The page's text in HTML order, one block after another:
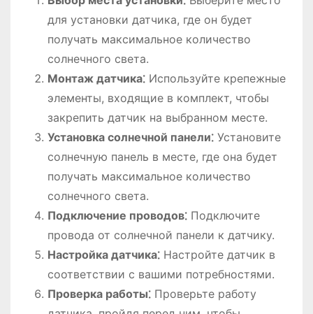
для установки датчика, где он будет
получать максимальное количество
солнечного света.
Монтаж датчика⁚Используйте крепежные
элементы, входящие в комплект, чтобы
закрепить датчик на выбранном месте.
Установка солнечной панели⁚Установите
солнечную панель в месте, где она будет
получать максимальное количество
солнечного света.
Подключение проводов⁚Подключите
провода от солнечной панели к датчику.
Настройка датчика⁚Настройте датчик в
соответствии с вашими потребностями.
Проверка работы⁚Проверьте работу